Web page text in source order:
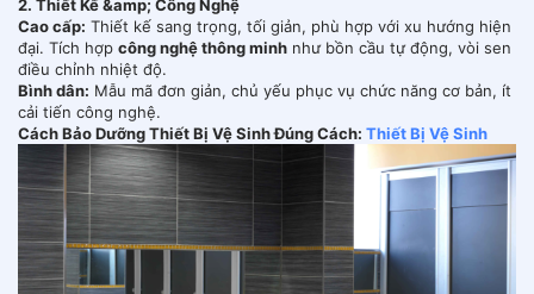
2. Thiết Kế &amp; Công Nghệ
Cao cấp: Thiết kế sang trọng, tối giản, phù hợp với xu hướng hiện
đại. Tích hợp công nghệ thông minh như bồn cầu tự động, vòi sen
điều chỉnh nhiệt độ.
Bình dân: Mẫu mã đơn giản, chủ yếu phục vụ chức năng cơ bản, ít
cải tiến công nghệ.
Cách Bảo Dưỡng Thiết Bị Vệ Sinh Đúng Cách: Thiết Bị Vệ Sinh